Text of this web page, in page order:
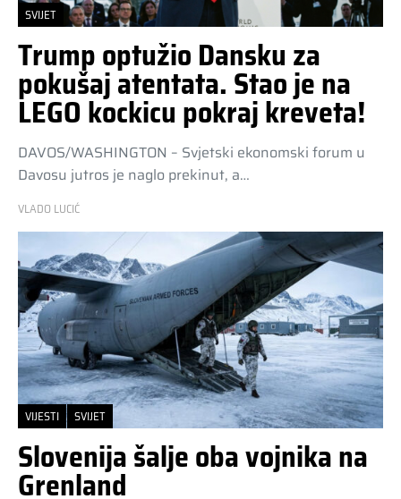
SVIJET
Trump optužio Dansku za
pokušaj atentata. Stao je na
LEGO kockicu pokraj kreveta!
DAVOS/WASHINGTON – Svjetski ekonomski forum u
Davosu jutros je naglo prekinut, a…
VLADO LUCIĆ
VIJESTI SVIJET
Slovenija šalje oba vojnika na
Grenland